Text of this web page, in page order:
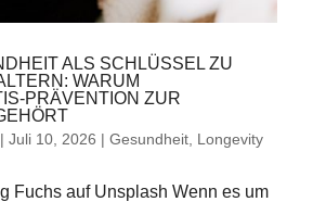
ALS SCHLÜSSEL ZU
WARUM
PRÄVENTION ZUR
Juli 10, 2026 | Gesundheit, Longevity
Fuchs auf Unsplash Wenn es um